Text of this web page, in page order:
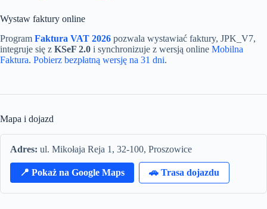
Wystaw faktury online
Program Faktura VAT 2026 pozwala wystawiać faktury, JPK_V7,
integruje się z KSeF 2.0 i synchronizuje z wersją online Mobilna
Faktura. Pobierz bezpłatną wersję na 31 dni.
Mapa i dojazd
Adres: ul. Mikołaja Reja 1, 32-100, Proszowice
📍 Pokaż na Google Maps 🚗 Trasa dojazdu